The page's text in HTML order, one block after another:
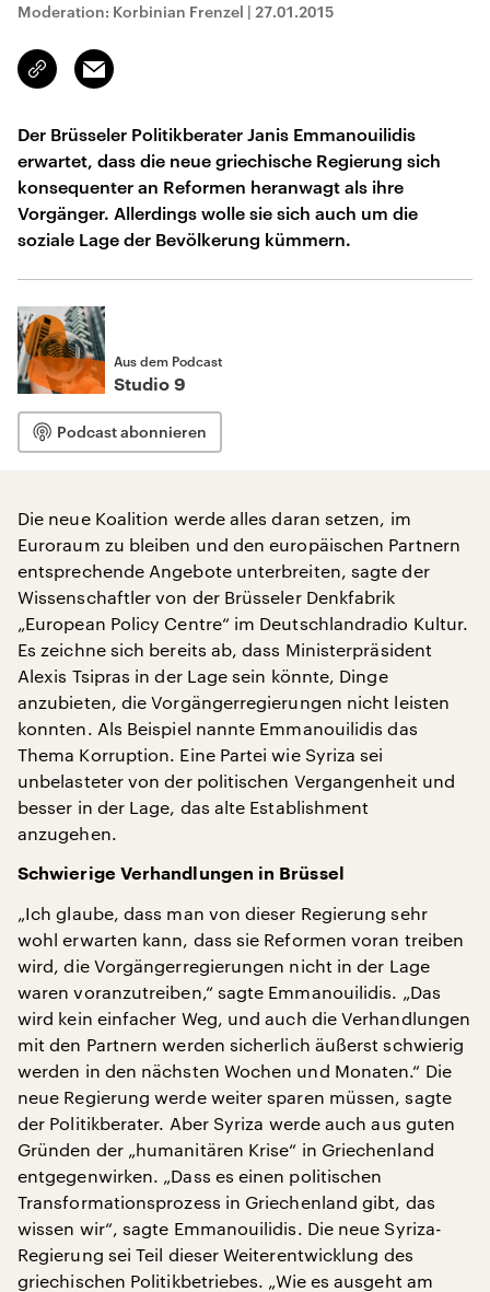
Moderation: Korbinian Frenzel | 27.01.2015
Link
kopieren/teilen
Email
Der Brüsseler Politikberater Janis Emmanouilidis
erwartet, dass die neue griechische Regierung sich
konsequenter an Reformen heranwagt als ihre
Vorgänger. Allerdings wolle sie sich auch um die
soziale Lage der Bevölkerung kümmern.
Aus dem Podcast
Studio 9
Podcast abonnieren
Die neue Koalition werde alles daran setzen, im
Euroraum zu bleiben und den europäischen Partnern
entsprechende Angebote unterbreiten, sagte der
Wissenschaftler von der Brüsseler Denkfabrik
„European Policy Centre“ im Deutschlandradio Kultur.
Es zeichne sich bereits ab, dass Ministerpräsident
Alexis Tsipras in der Lage sein könnte, Dinge
anzubieten, die Vorgängerregierungen nicht leisten
konnten. Als Beispiel nannte Emmanouilidis das
Thema Korruption. Eine Partei wie Syriza sei
unbelasteter von der politischen Vergangenheit und
besser in der Lage, das alte Establishment
anzugehen.
Schwierige Verhandlungen in Brüssel
„Ich glaube, dass man von dieser Regierung sehr
wohl erwarten kann, dass sie Reformen voran treiben
wird, die Vorgängerregierungen nicht in der Lage
waren voranzutreiben,“ sagte Emmanouilidis. „Das
wird kein einfacher Weg, und auch die Verhandlungen
mit den Partnern werden sicherlich äußerst schwierig
werden in den nächsten Wochen und Monaten.“ Die
neue Regierung werde weiter sparen müssen, sagte
der Politikberater. Aber Syriza werde auch aus guten
Gründen der „humanitären Krise“ in Griechenland
entgegenwirken. „Dass es einen politischen
Transformationsprozess in Griechenland gibt, das
wissen wir“, sagte Emmanouilidis. Die neue Syriza-
Regierung sei Teil dieser Weiterentwicklung des
griechischen Politikbetriebes. „Wie es ausgeht am